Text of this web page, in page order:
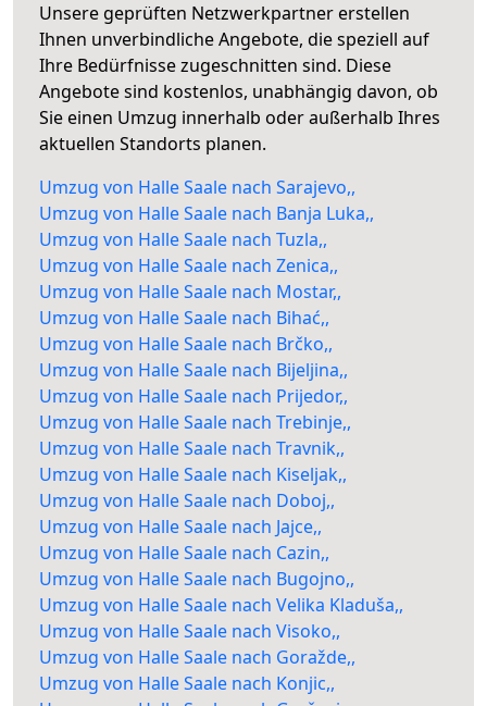
Unsere geprüften Netzwerkpartner erstellen
Ihnen unverbindliche Angebote, die speziell auf
Ihre Bedürfnisse zugeschnitten sind. Diese
Angebote sind kostenlos, unabhängig davon, ob
Sie einen Umzug innerhalb oder außerhalb Ihres
aktuellen Standorts planen.
Umzug von Halle Saale nach Sarajevo,,
Umzug von Halle Saale nach Banja Luka,,
Umzug von Halle Saale nach Tuzla,,
Umzug von Halle Saale nach Zenica,,
Umzug von Halle Saale nach Mostar,,
Umzug von Halle Saale nach Bihać,,
Umzug von Halle Saale nach Brčko,,
Umzug von Halle Saale nach Bijeljina,,
Umzug von Halle Saale nach Prijedor,,
Umzug von Halle Saale nach Trebinje,,
Umzug von Halle Saale nach Travnik,,
Umzug von Halle Saale nach Kiseljak,,
Umzug von Halle Saale nach Doboj,,
Umzug von Halle Saale nach Jajce,,
Umzug von Halle Saale nach Cazin,,
Umzug von Halle Saale nach Bugojno,,
Umzug von Halle Saale nach Velika Kladuša,,
Umzug von Halle Saale nach Visoko,,
Umzug von Halle Saale nach Goražde,,
Umzug von Halle Saale nach Konjic,,